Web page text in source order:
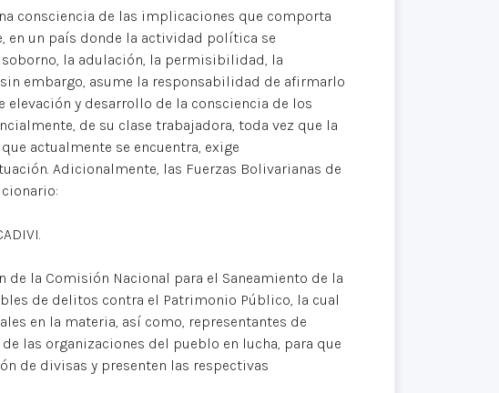
consciencia de las implicaciones que comporta
en un país donde la actividad política se
la adulación, la permisibilidad, la
embargo, asume la responsabilidad de afirmarlo
y desarrollo de la consciencia de los
de su clase trabajadora, toda vez que la
actualmente se encuentra, exige
Adicionalmente, las Fuerzas Bolivarianas de
la Comisión Nacional para el Saneamiento de la
de delitos contra el Patrimonio Público, la cual
en la materia, así como, representantes de
las organizaciones del pueblo en lucha, para que
de divisas y presenten las respectivas